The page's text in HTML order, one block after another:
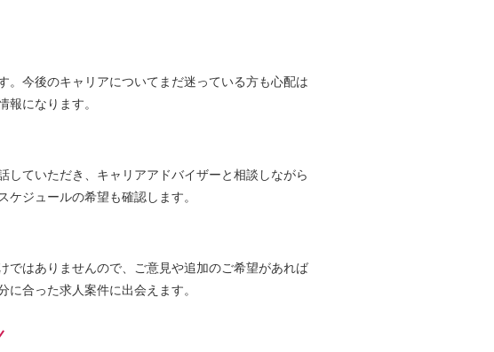
今後のキャリアについてまだ迷っている方も心配は
になります。
ていただき、キャリアアドバイザーと相談しながら
ジュールの希望も確認します。
ではありませんので、ご意見や追加のご希望があれば
合った求人案件に出会えます。